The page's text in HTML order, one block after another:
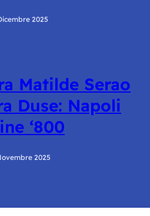
2025
Matilde Serao
Duse: Napoli
‘800
2025